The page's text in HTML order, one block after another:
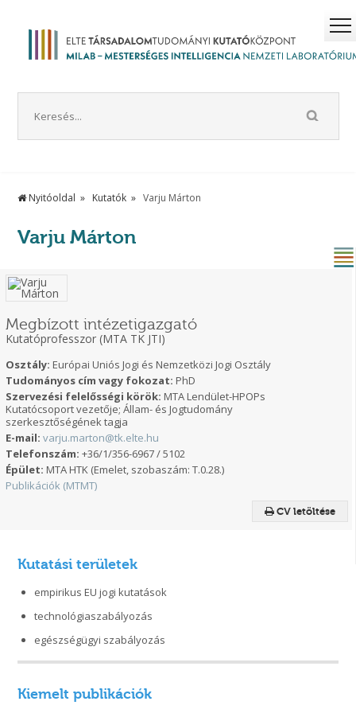
Nyitóoldal Kutatók Varju Márton
Varju Márton
CV letöltése
Megbízott intézetigazgató
Kutatóprofesszor (MTA TK JTI)
Osztály: Európai Uniós Jogi és Nemzetközi Jogi Osztály
Tudományos cím vagy fokozat: PhD
Szervezési felelősségi körök: MTA Lendület-HPOPs
Kutatócsoport vezetője; Állam- és Jogtudomány
szerkesztőségének tagja
E-mail: varju.marton@tk.elte.hu
Telefonszám: +36/1/356-6967 / 5102
Épület: MTA HTK (Emelet, szobaszám: T.0.28.)
Publikációk (MTMT)
Kutatási területek
empirikus EU jogi kutatások
technológiaszabályozás
egészségügyi szabályozás
Kiemelt publikációk